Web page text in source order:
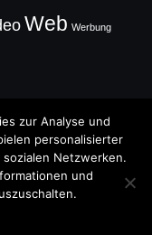
Web Werbung
zur Analyse und
personalisierter
Netzwerken.
und